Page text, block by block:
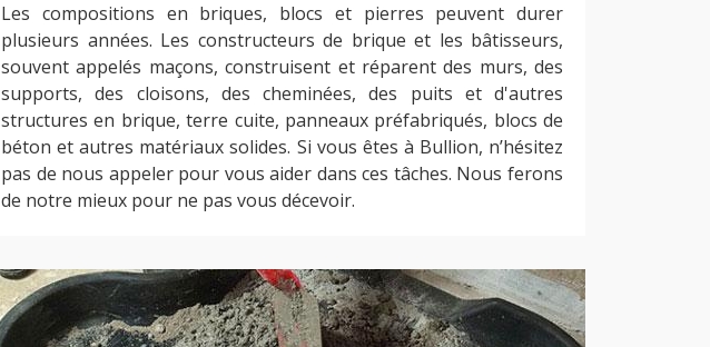
Les compositions en briques, blocs et pierres peuvent durer
plusieurs années. Les constructeurs de brique et les bâtisseurs,
souvent appelés maçons, construisent et réparent des murs, des
supports, des cloisons, des cheminées, des puits et d'autres
structures en brique, terre cuite, panneaux préfabriqués, blocs de
béton et autres matériaux solides. Si vous êtes à Bullion, n’hésitez
pas de nous appeler pour vous aider dans ces tâches. Nous ferons
de notre mieux pour ne pas vous décevoir.